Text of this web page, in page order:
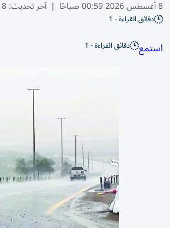
8 أغسطس 2026 00:59 صباحًا | آخر تحديث:8 أغسطس 01:01 2026
دقائق القراءة - 1
استمع دقائق القراءة - 1